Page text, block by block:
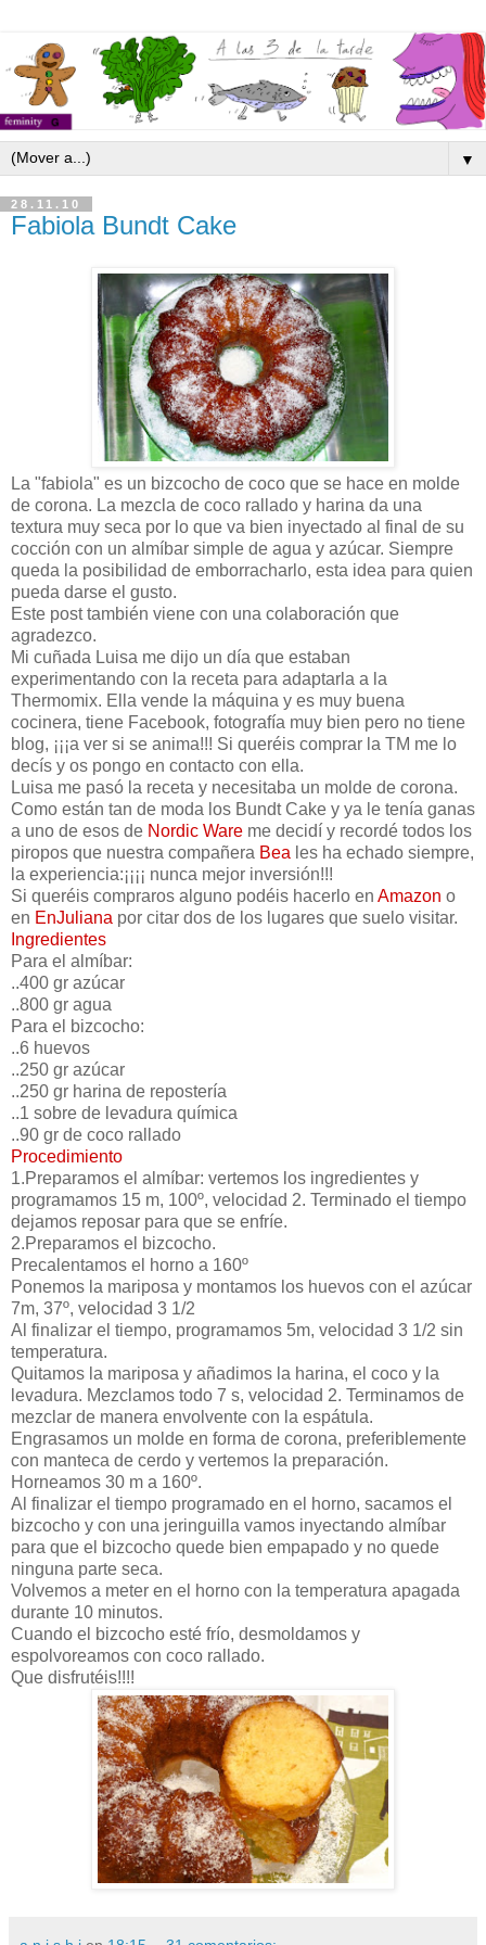
▼
28.11.10
Fabiola Bundt Cake
La "fabiola" es un bizcocho de coco que se hace en molde
de corona. La mezcla de coco rallado y harina da una
textura muy seca por lo que va bien inyectado al final de su
cocción con un almíbar simple de agua y azúcar. Siempre
queda la posibilidad de emborracharlo, esta idea para quien
pueda darse el gusto.
Este post también viene con una colaboración que
agradezco.
Mi cuñada Luisa me dijo un día que estaban
experimentando con la receta para adaptarla a la
Thermomix. Ella vende la máquina y es muy buena
cocinera, tiene Facebook, fotografía muy bien pero no tiene
blog, ¡¡¡a ver si se anima!!! Si queréis comprar la TM me lo
decís y os pongo en contacto con ella.
Luisa me pasó la receta y necesitaba un molde de corona.
Como están tan de moda los Bundt Cake y ya le tenía ganas
a uno de esos de Nordic Ware me decidí y recordé todos los
piropos que nuestra compañera Bea les ha echado siempre,
la experiencia:¡¡¡¡ nunca mejor inversión!!!
Si queréis compraros alguno podéis hacerlo en Amazon o
en EnJuliana por citar dos de los lugares que suelo visitar.
Ingredientes
Para el almíbar:
..400 gr azúcar
..800 gr agua
Para el bizcocho:
..6 huevos
..250 gr azúcar
..250 gr harina de repostería
..1 sobre de levadura química
..90 gr de coco rallado
Procedimiento
1.Preparamos el almíbar: vertemos los ingredientes y
programamos 15 m, 100º, velocidad 2. Terminado el tiempo
dejamos reposar para que se enfríe.
2.Preparamos el bizcocho.
Precalentamos el horno a 160º
Ponemos la mariposa y montamos los huevos con el azúcar
7m, 37º, velocidad 3 1/2
Al finalizar el tiempo, programamos 5m, velocidad 3 1/2 sin
temperatura.
Quitamos la mariposa y añadimos la harina, el coco y la
levadura. Mezclamos todo 7 s, velocidad 2. Terminamos de
mezclar de manera envolvente con la espátula.
Engrasamos un molde en forma de corona, preferiblemente
con manteca de cerdo y vertemos la preparación.
Horneamos 30 m a 160º.
Al finalizar el tiempo programado en el horno, sacamos el
bizcocho y con una jeringuilla vamos inyectando almíbar
para que el bizcocho quede bien empapado y no quede
ninguna parte seca.
Volvemos a meter en el horno con la temperatura apagada
durante 10 minutos.
Cuando el bizcocho esté frío, desmoldamos y
espolvoreamos con coco rallado.
Que disfrutéis!!!!